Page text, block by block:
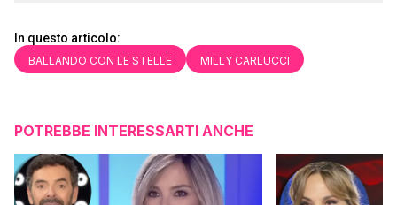
In questo articolo:
BALLANDO CON LE STELLE MILLY CARLUCCI
POTREBBE INTERESSARTI ANCHE